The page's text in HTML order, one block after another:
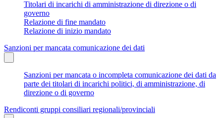
Titolari di incarichi di amministrazione di direzione o di
governo
Relazione di fine mandato
Relazione di inizio mandato
Sanzioni per mancata comunicazione dei dati
Sanzioni per mancata o incompleta comunicazione dei dati da
parte dei titolari di incarichi politici, di amministrazione, di
direzione o di governo
Rendiconti gruppi consiliari regionali/provinciali